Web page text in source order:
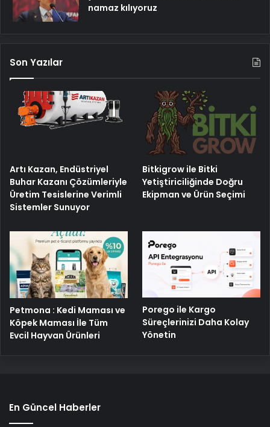
namaz kılıyoruz
Son Yazılar
Artı Kazan, Endüstriyel
Buhar Kazanı Çözümleriyle
Üretim Tesislerine Verimli
Sistemler Sunuyor
Bitkigrow ile Bitki
Yetiştiriciliğinde Doğru
Ekipman ve Ürün Seçimi
Petmona : Kedi Maması ve
Köpek Maması İle Tüm
Evcil Hayvan Ürünleri
Porego ile Kargo
Süreçlerinizi Daha Kolay
Yönetin
En Güncel Haberler